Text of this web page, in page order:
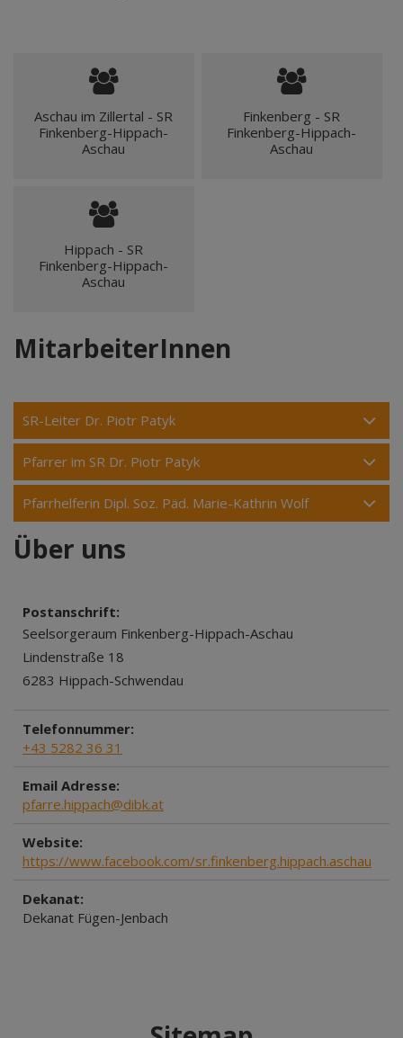
Aschau im Zillertal - SR
Finkenberg-Hippach-
Aschau
Finkenberg - SR
Finkenberg-Hippach-
Aschau
Hippach - SR
Finkenberg-Hippach-
Aschau
MitarbeiterInnen
SR-Leiter Dr. Piotr Patyk
Pfarrer im SR Dr. Piotr Patyk
Pfarrhelferin Dipl. Soz. Päd. Marie-Kathrin Wolf
Über uns
Postanschrift:
Seelsorgeraum Finkenberg-Hippach-Aschau
Lindenstraße 18
6283 Hippach-Schwendau
Telefonnummer:
+43 5282 36 31
Email Adresse:
pfarre.hippach@dibk.at
Website:
https://www.facebook.com/sr.finkenberg.hippach.aschau
Dekanat:
Dekanat Fügen-Jenbach